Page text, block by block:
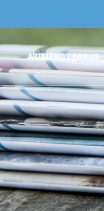
NUMÉROS PARUS